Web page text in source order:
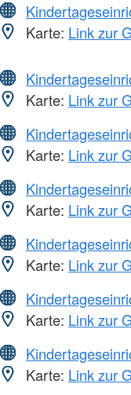
Karte: Link zur
Karte: Link zur
Karte: Link zur
Karte: Link zur
Karte: Link zur
Karte: Link zur
Karte: Link zur